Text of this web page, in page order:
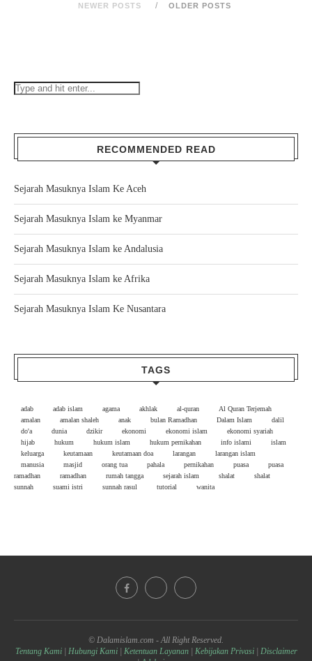
NEWER POSTS OLDER POSTS
RECOMMENDED READ
Sejarah Masuknya Islam Ke Aceh
Sejarah Masuknya Islam ke Myanmar
Sejarah Masuknya Islam ke Andalusia
Sejarah Masuknya Islam ke Afrika
Sejarah Masuknya Islam Ke Nusantara
TAGS
adab adab islam agama akhlak al-quran
Al Quran Terjemah
amalan
amalan shaleh anak bulan Ramadhan Dalam Islam
dalil
do'a
dunia dzikir ekonomi ekonomi islam
ekonomi syariah
hijab
hukum hukum islam hukum pernikahan info islami
islam
keluarga
keutamaan keutamaan doa larangan
larangan islam
manusia
masjid orang tua pahala pernikahan puasa
puasa
ramadhan
ramadhan rumah tangga sejarah islam shalat
shalat
sunnah
suami istri sunnah rasul tutorial wanita
© Dalamislam.com - All Right Reserved.
Tentang Kami
Hubungi Kami| Ketentuan Layanan| Kebijakan Privasi| Disclaimer